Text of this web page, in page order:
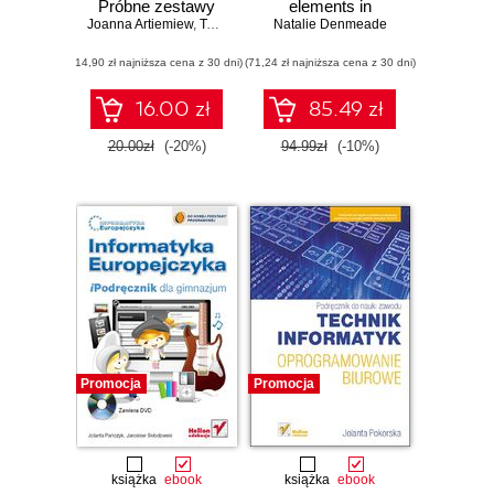
Próbne zestawy
zadań
Joanna Artiemiew, Tomasz Karolak
(14,90 zł najniższa cena z 30 dni)
16.00 zł
20.00zł (-20%)
elements in
Moodle courses to
resilience and
motivation
Natalie Denmeade
(71,24 zł najniższa cena z 30 dni)
85.49 zł
94.99zł (-10%)
Promocja
książka ebook
Promocja
książka ebook